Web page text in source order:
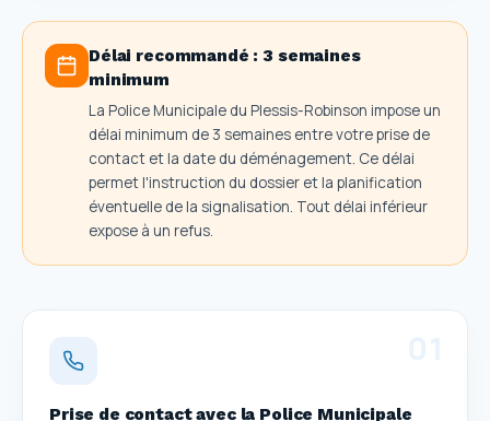
Délai recommandé :3 semaines
minimum
La Police Municipale du Plessis-Robinson impose un
délai minimum de 3 semaines entre votre prise de
contact et la date du déménagement. Ce délai
permet l'instruction du dossier et la planification
éventuelle de la signalisation. Tout délai inférieur
expose à un refus.
Prise de contact avec la Police Municipale